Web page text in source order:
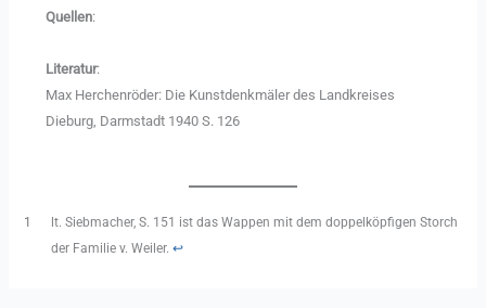
Quellen:
Literatur:
Max Herchenröder: Die Kunstdenkmäler des Landkreises
Dieburg, Darmstadt 1940 S. 126
1
lt. Siebmacher, S. 151 ist das Wappen mit dem doppelköpfigen Storch
der Familie v. Weiler. ↩︎